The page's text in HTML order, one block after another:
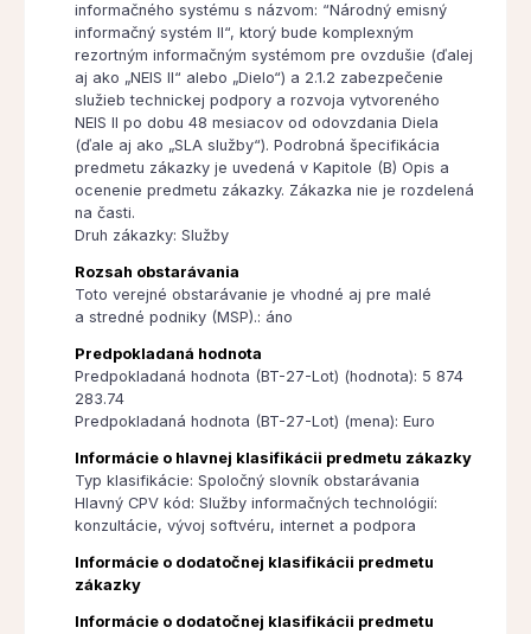
informačného systému s názvom: “Národný emisný
informačný systém II“, ktorý bude komplexným
rezortným informačným systémom pre ovzdušie (ďalej
aj ako „NEIS II“ alebo „Dielo“) a 2.1.2 zabezpečenie
služieb technickej podpory a rozvoja vytvoreného
NEIS II po dobu 48 mesiacov od odovzdania Diela
(ďale aj ako „SLA služby“). Podrobná špecifikácia
predmetu zákazky je uvedená v Kapitole (B) Opis a
ocenenie predmetu zákazky. Zákazka nie je rozdelená
na časti.
Druh zákazky: Služby
Rozsah obstarávania
Toto verejné obstarávanie je vhodné aj pre malé
a stredné podniky (MSP).: áno
Predpokladaná hodnota
Predpokladaná hodnota (BT-27-Lot) (hodnota): 5 874
283.74
Predpokladaná hodnota (BT-27-Lot) (mena): Euro
Informácie o hlavnej klasifikácii predmetu zákazky
Typ klasifikácie: Spoločný slovník obstarávania
Hlavný CPV kód: Služby informačných technológií:
konzultácie, vývoj softvéru, internet a podpora
Informácie o dodatočnej klasifikácii predmetu
zákazky
Informácie o dodatočnej klasifikácii predmetu